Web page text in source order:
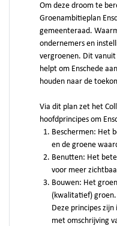
Om deze droom te
Groenambitieplan
gemeenteraad.
ondernemers en
vergroenen. Dit
helpt om Enschede
houden naar de
Via dit plan zet het
hoofdprincipes om
Beschermen: Het
en de groene
Benutten: Het
voor meer
Bouwen: Het
(kwalitatief) groen.
Deze principes
met omschrijving